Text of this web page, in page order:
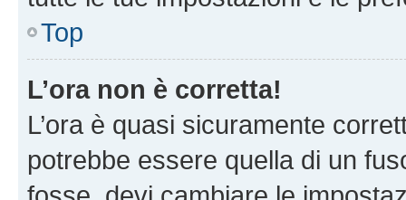
Top
L’ora non è corretta!
L’ora è quasi sicuramente
potrebbe essere quella di un